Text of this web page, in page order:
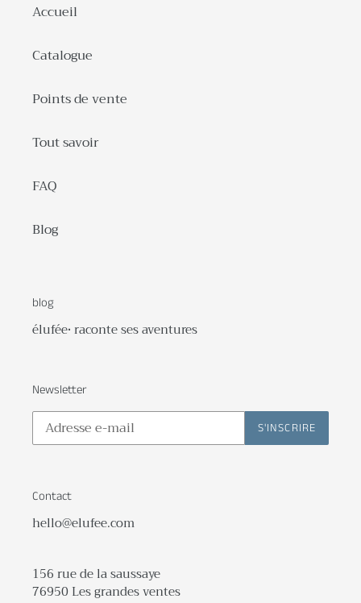
Accueil
Catalogue
Points de vente
Tout savoir
FAQ
Blog
blog
élufée• raconte ses aventures
Newsletter
S'INSCRIRE
Contact
hello@elufee.com
156 rue de la saussaye
76950 Les grandes ventes